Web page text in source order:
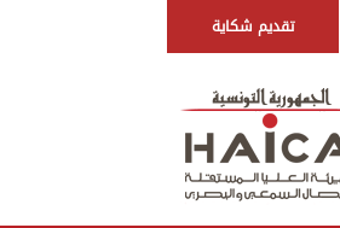
تقديم شكاية